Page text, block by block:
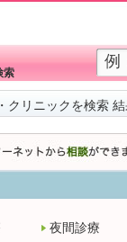
索
クリニックを検索
夜間診療